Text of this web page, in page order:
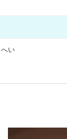
い